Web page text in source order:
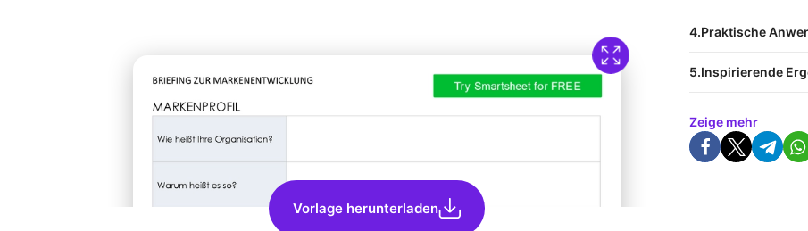
Vorlage herunterladen
Praktische
Inspirierende
Zeige mehr